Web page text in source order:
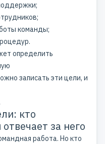
команды;
определить
записать эти цели, и
кто
за него
работа. Но кто